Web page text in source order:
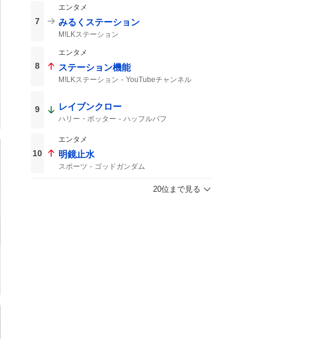
7
エンタメ
みるくステーション
M!LKステーション
8
エンタメ
ステーション機能
M!LKステーション
YouTubeチャンネル
9 レイブンクロー
ハリー・ポッター
ハッフルパフ
10
エンタメ
明鏡止水
スポーツ ゴッドガンダム
20位まで見る